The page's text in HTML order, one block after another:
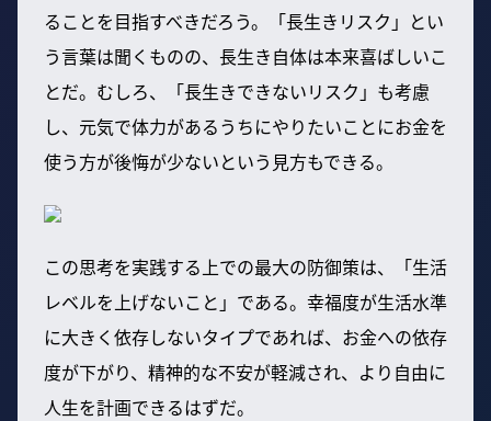
ることを目指すべきだろう。「長生きリスク」とい
う言葉は聞くものの、長生き自体は本来喜ばしいこ
とだ。むしろ、「長生きできないリスク」も考慮
し、元気で体力があるうちにやりたいことにお金を
使う方が後悔が少ないという見方もできる。
この思考を実践する上での最大の防御策は、「生活
レベルを上げないこと」である。幸福度が生活水準
に大きく依存しないタイプであれば、お金への依存
度が下がり、精神的な不安が軽減され、より自由に
人生を計画できるはずだ。